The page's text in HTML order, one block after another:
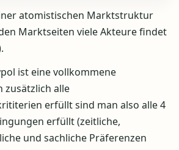
atomistischen Marktstruktur
Marktseiten viele Akteure findet
ist eine vollkommene
zusätzlich alle
erfüllt sind man also alle 4
erfüllt (zeitliche,
und sachliche Präferenzen